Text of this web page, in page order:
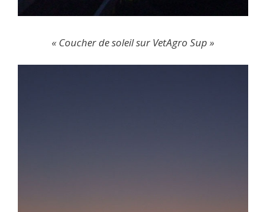
« Coucher de soleil sur VetAgro Sup »